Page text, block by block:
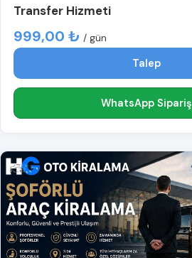
Transfer Hizmeti
999,00 ₺ / gün
Talep
WhatsApp Sipariş